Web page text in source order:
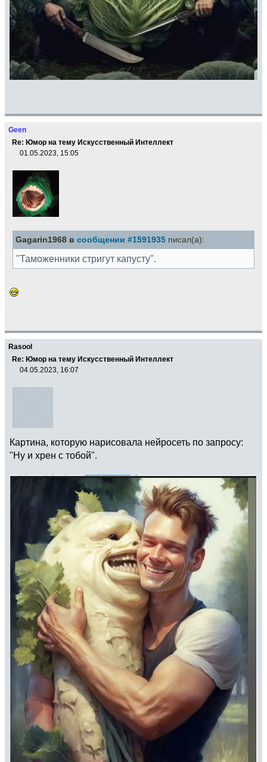
Geen
Re: Юмор на тему Искусственный Интеллект
01.05.2023, 15:05
Gagarin1968 в сообщении #1591935 писал(а):
"Таможенники стригут капусту".
Rasool
Re: Юмор на тему Искусственный Интеллект
04.05.2023, 16:07
Картина, которую нарисовала нейросеть по запросу:
"Ну и хрен с тобой".